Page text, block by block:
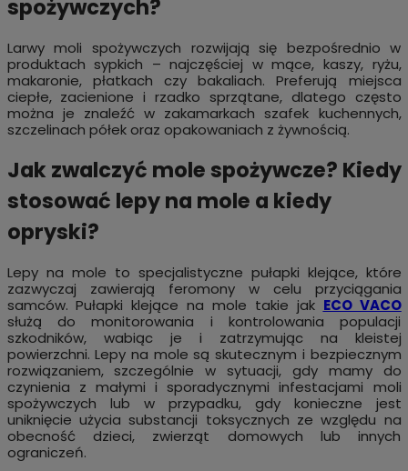
spożywczych?
Larwy moli spożywczych rozwijają się bezpośrednio w
produktach sypkich – najczęściej w mące, kaszy, ryżu,
makaronie, płatkach czy bakaliach. Preferują miejsca
ciepłe, zacienione i rzadko sprzątane, dlatego często
można je znaleźć w zakamarkach szafek kuchennych,
szczelinach półek oraz opakowaniach z żywnością.
Jak zwalczyć mole spożywcze? Kiedy
stosować lepy na mole a kiedy
opryski?
Lepy na mole to specjalistyczne pułapki klejące, które
zazwyczaj zawierają feromony w celu przyciągania
samców. Pułapki klejące na mole takie jak ECO VACO
służą do monitorowania i kontrolowania populacji
szkodników, wabiąc je i zatrzymując na kleistej
powierzchni. Lepy na mole są skutecznym i bezpiecznym
rozwiązaniem, szczególnie w sytuacji, gdy mamy do
czynienia z małymi i sporadycznymi infestacjami moli
spożywczych lub w przypadku, gdy konieczne jest
uniknięcie użycia substancji toksycznych ze względu na
obecność dzieci, zwierząt domowych lub innych
ograniczeń.